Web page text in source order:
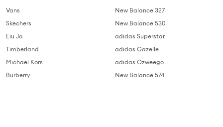
Vans
Skechers
Liu Jo
Timberland
Michael Kors
Burberry
New Balance 327
New Balance 530
adidas Superstar
adidas Gazelle
adidas Ozweego
New Balance 574